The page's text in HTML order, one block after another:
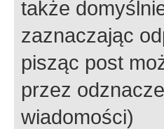
także
zaznaczając
pisząc post
przez
wiadomości)